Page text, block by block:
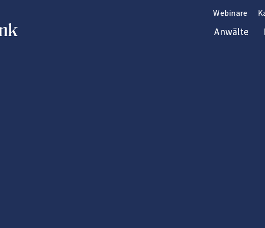
Webinare
Anwälte
Webinare
Anwälte
Webinare
Anwälte